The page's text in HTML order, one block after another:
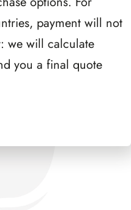
payment will not
we will calculate
you a final quote